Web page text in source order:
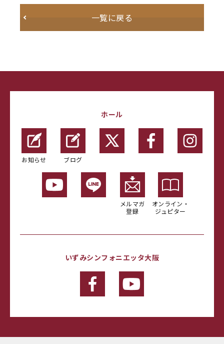
一覧に戻る
ホール
お知らせ ブログ
メルマガ
登録
オンライン・
ジュピター
いずみシンフォニエッタ大阪